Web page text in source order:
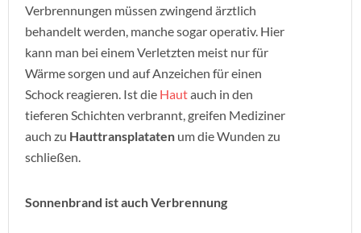
Verbrennungen müssen zwingend ärztlich
behandelt werden, manche sogar operativ. Hier
kann man bei einem Verletzten meist nur für
Wärme sorgen und auf Anzeichen für einen
Schock reagieren. Ist die Hautauch in den
tieferen Schichten verbrannt, greifen Mediziner
auch zu Hauttransplataten um die Wunden zu
schließen.
Sonnenbrand ist auch Verbrennung